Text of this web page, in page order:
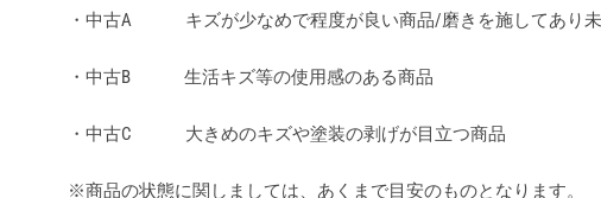
・中古A キズが少なめで程度が良い商品/磨きを施してあり未
・中古B 生活キズ等の使用感のある商品
・中古C 大きめのキズや塗装の剥げが目立つ商品
※商品の状態に関しましては、あくまで目安のものとなります。